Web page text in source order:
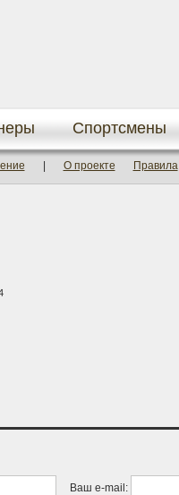
Спортсмены
О проекте Правила
Ваш e-mail: